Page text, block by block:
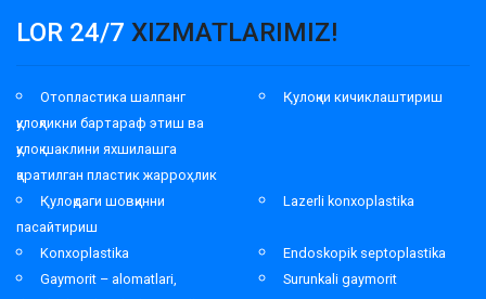
LOR 24/7 XIZMATLARIMIZ!
Отопластика шалпанг
қулоқликни бартараф этиш ва
қулоқ шаклини яхшилашга
қаратилган пластик жарроҳлик
Қулоқни кичиклаштириш
Қулоқдаги шовқинни
пасайтириш
Lazerli konxoplastika
Konxoplastika
Endoskopik septoplastika
Gaymorit – alomatlari,
Surunkali gaymorit